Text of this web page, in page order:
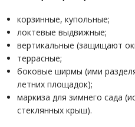
корзинные, купольные;
локтевые выдвижные;
вертикальные (защищают
террасные;
боковые ширмы (ими
летних площадок);
маркиза для зимнего сада
стеклянных крыш).